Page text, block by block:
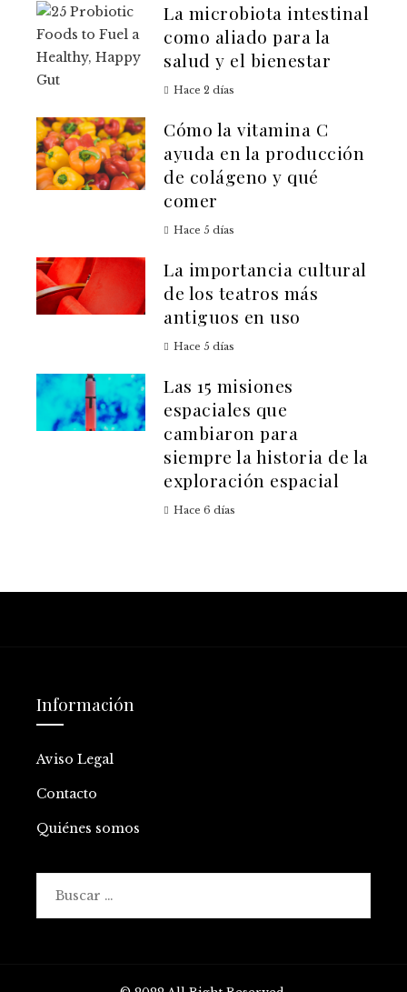
La microbiota intestinal
como aliado para la
salud y el bienestar
Hace 2 días
Cómo la vitamina C
ayuda en la producción
de colágeno y qué
comer
Hace 5 días
La importancia cultural
de los teatros más
antiguos en uso
Hace 5 días
Las 15 misiones
espaciales que
cambiaron para
siempre la historia de la
exploración espacial
Hace 6 días
Información
Aviso Legal
Contacto
Quiénes somos